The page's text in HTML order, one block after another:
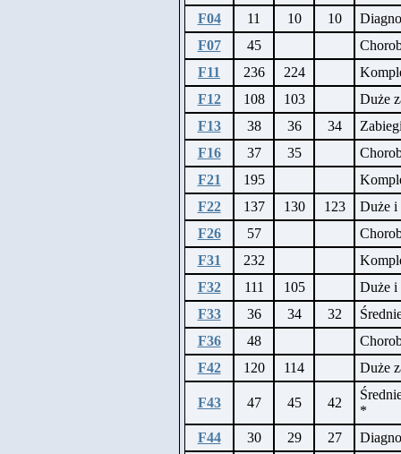
F04
11 10 10
F07
45
F11
236 224
F12
108 103
Duże
F13
38 36 34
F16
37 35
F21
195
F22
137 130 123
Duże i
F26
57
F31
232
F32
111 105
Duże i
F33
36 34 32
F36
48
F42
120 114 Duże
F43 47 45 42
*
F44
30 29 27